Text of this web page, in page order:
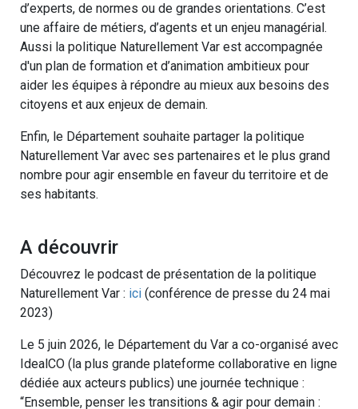
d’experts, de normes ou de grandes orientations. C’est
une affaire de métiers, d’agents et un enjeu managérial.
Aussi la politique Naturellement Var est accompagnée
d'un plan de formation et d’animation ambitieux pour
aider les équipes à répondre au mieux aux besoins des
citoyens et aux enjeux de demain.
Enfin, le Département souhaite partager la politique
Naturellement Var avec ses partenaires et le plus grand
nombre pour agir ensemble en faveur du territoire et de
ses habitants.
A découvrir
Découvrez le podcast de présentation de la politique
Naturellement Var : ici (conférence de presse du 24 mai
2023)
Le 5 juin 2026, le Département du Var a co-organisé avec
IdealCO (la plus grande plateforme collaborative en ligne
dédiée aux acteurs publics) une journée technique :
“Ensemble, penser les transitions & agir pour demain :